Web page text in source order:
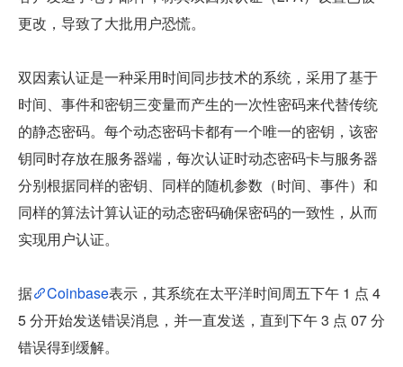
更改，导致了大批用户恐慌。
双因素认证是一种采用时间同步技术的系统，采用了基于
时间、事件和密钥三变量而产生的一次性密码来代替传统
的静态密码。每个动态密码卡都有一个唯一的密钥，该密
钥同时存放在服务器端，每次认证时动态密码卡与服务器
分别根据同样的密钥、同样的随机参数（时间、事件）和
同样的算法计算认证的动态密码确保密码的一致性，从而
实现用户认证。
据 Coinbase表示，其系统在太平洋时间周五下午 1 点 4
5 分开始发送错误消息，并一直发送，直到下午 3 点 07 分
错误得到缓解。